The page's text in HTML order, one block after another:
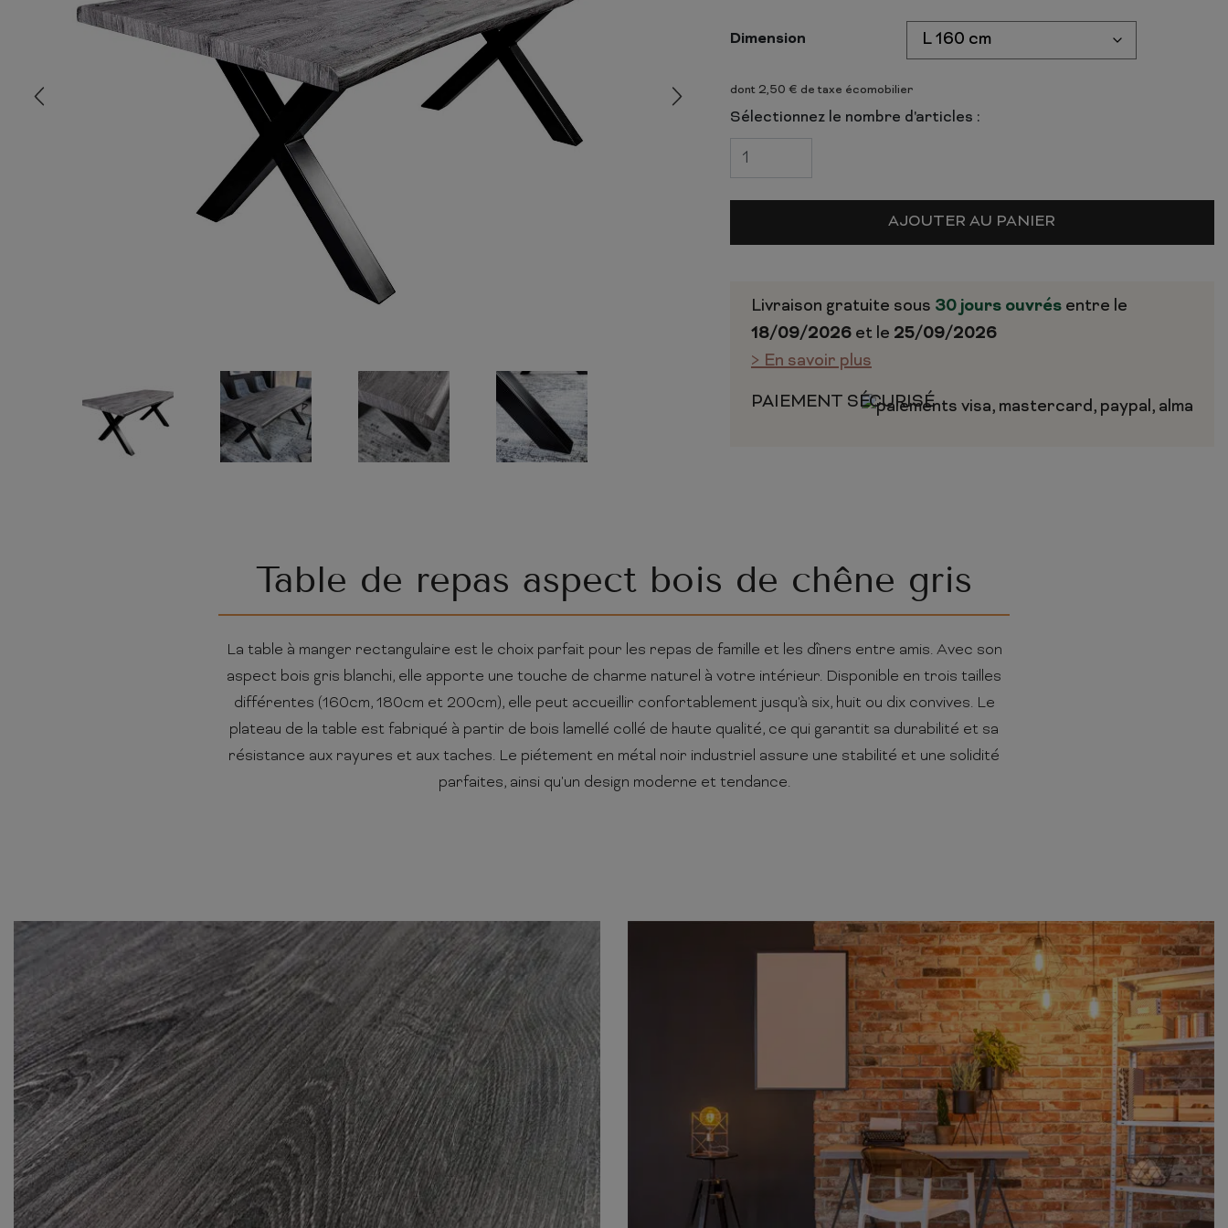
COMMODE ET CHIFFONNIERS
CHAMBRE COMPLÈTE
MEUBLE EN HÊTRE
Dimension
dont 2,50 € de taxe écomobilier
Sélectionnez le nombre d'articles :
AJOUTER AU PANIER
Livraison gratuite sous 30 jours ouvrésentre le
18/09/2026et le 25/09/2026
> En savoir plus
PAIEMENT SÉCURISÉ
Table de repas aspect bois de chêne gris
La table à manger rectangulaire est le choix parfait pour les repas de famille et les dîners entre amis. Avec son
aspect bois gris blanchi, elle apporte une touche de charme naturel à votre intérieur. Disponible en trois tailles
différentes (160cm, 180cm et 200cm), elle peut accueillir confortablement jusqu'à six, huit ou dix convives. Le
plateau de la table est fabriqué à partir de bois lamellé collé de haute qualité, ce qui garantit sa durabilité et sa
résistance aux rayures et aux taches. Le piétement en métal noir industriel assure une stabilité et une solidité
parfaites, ainsi qu'un design moderne et tendance.